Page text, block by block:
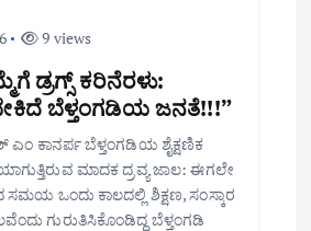
9 views
ಡ್ರಗ್ಸ್ ಕರಿನೆರಳು:
ಬೆಳ್ತಂಗಡಿಯ ಜನತೆ!!!”
ಎಂ ಕಾನರ್ಪ ಬೆಳ್ತಂಗಡಿಯ ಶೈಕ್ಷಣಿಕ
ಮಾದಕ ದ್ರವ್ಯ ಜಾಲ: ಈಗಲೇ
ಸಮಯ ಒಂದು ಕಾಲದಲ್ಲಿ ಶಿಕ್ಷಣ, ಸಂಸ್ಕಾರ
ಗುರುತಿಸಿಕೊಂಡಿದ್ದ ಬೆಳ್ತಂಗಡಿ